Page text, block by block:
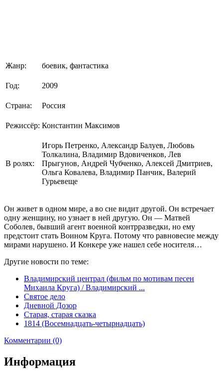
Жанр: боевик, фантастика
Год: 2009
Страна: Россия
Режиссёр: Константин Максимов
В ролях:
Игорь Петренко, Александр Балуев, Любовь
Толкалина, Владимир Вдовиченков, Лев
Прыгунов, Андрей Чубченко, Алексей Дмитриев,
Ольга Ковалева, Владимир Панчик, Валерий
Гурьевеще
Он живет в одном мире, а во сне видит другой. Он встречает
одну женщину, но узнает в ней другую. Он — Матвей
Соболев, бывший агент военной контрразведки, но ему
предстоит стать Воином Круга. Потому что равновесие между
мирами нарушено. И Конкере уже нашел себе носителя…
Другие новости по теме:
Владимирский централ (фильм по мотивам песен
Михаила Круга) / Владимирский ...
Святое дело
Дневной Дозор
Старая, старая сказка
1814 (Восемнадцать-четырнадцать)
Комментарии (0)
Информация